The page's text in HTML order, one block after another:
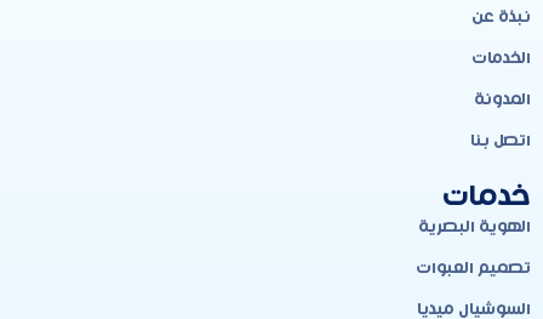
نبذة عن
الخدمات
المدونة
اتصل بنا
خدمات
الهوية البصرية
تصميم العبوات
السوشيال ميديا